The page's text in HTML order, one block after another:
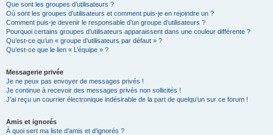
Que sont les groupes d’utilisateurs ?
Où sont les groupes d’utilisateurs et comment puis-je en rejoindre un ?
Comment puis-je devenir le responsable d’un groupe d’utilisateurs ?
Pourquoi certains groupes d’utilisateurs apparaissent dans une couleur différente ?
Qu’est-ce qu’un « groupe d’utilisateurs par défaut » ?
Qu’est-ce que le lien « L’équipe » ?
Messagerie privée
Je ne peux pas envoyer de messages privés !
Je continue à recevoir des messages privés non sollicités !
J’ai reçu un courrier électronique indésirable de la part de quelqu’un sur ce forum !
Amis et ignorés
À quoi sert ma liste d’amis et d’ignorés ?